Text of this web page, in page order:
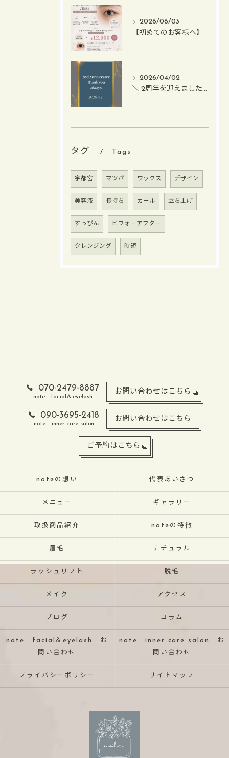
2026/06/03
【初めてのお客様へ】
2026/04/02
＼ 2周年を迎えました ／
タグ Tags
宇都宮 マツパ ワックス デザイン
美容液 長持ち カール 立ち上げ
すっぴん ビフォーアフター
クレンジング 時短
070-2479-8887
note facial＆eyelash
お問い合わせはこちら
090-3695-2418
note inner care salon
お問い合わせはこちら
ご予約はこちら
noteの想い 代表あいさつ
メニュー ギャラリー
取扱商品紹介 noteの特徴
眉毛 ナチュラル
ラッシュリフト 脱毛
メイク アクセス
ブログ コラム
note facial＆eyelash お
問い合わせ
note inner care salon お
問い合わせ
プライバシーポリシー サイトマップ